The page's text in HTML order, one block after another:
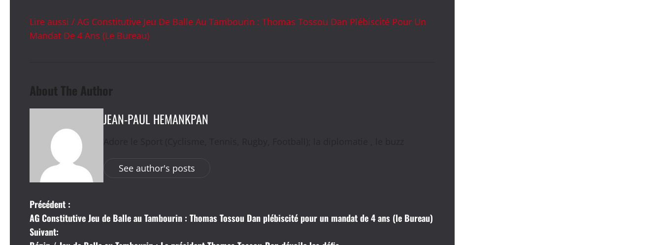
Lire aussi / AG Constitutive Jeu De Balle Au Tambourin : Thomas Tossou Dan Plébiscité Pour Un
Mandat De 4 Ans (Le Bureau)
About The Author
JEAN-PAUL HEMANKPAN
See author's posts
N
a
Précédent :
AG Constitutive Jeu de Balle au Tambourin : Thomas Tossou Dan plébiscité pour un mandat de 4 ans (le Bureau)
Suivant: